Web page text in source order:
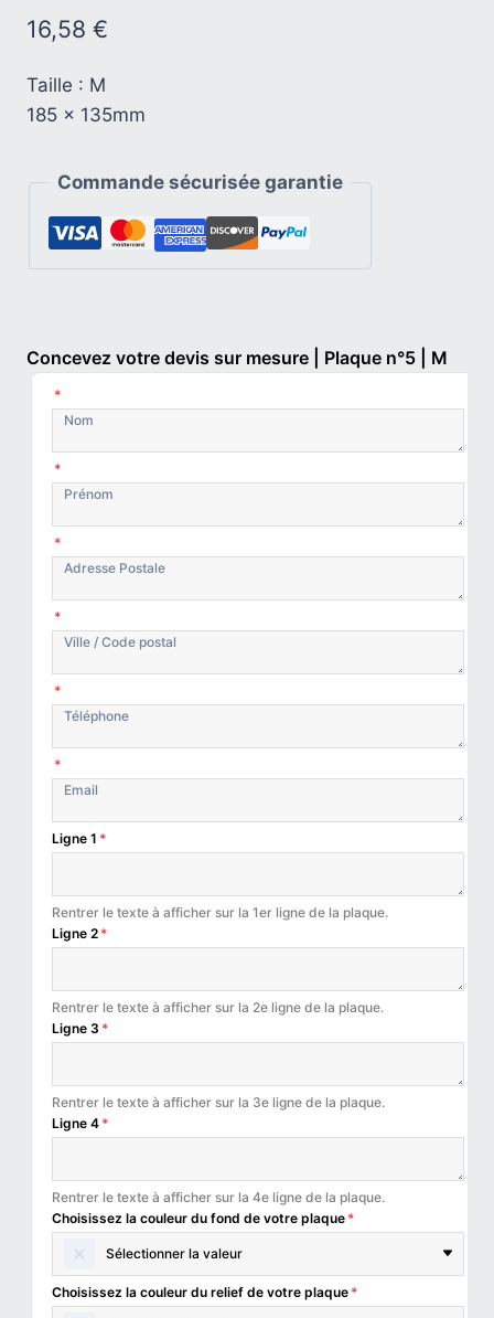
16,58 €
Taille : M
185 x 135mm
Commande sécurisée garantie
Concevez votre devis sur mesure | Plaque n°5 | M
*
*
*
*
*
*
Ligne 1 *
Rentrer le texte à afficher sur la 1er ligne de la plaque.
Ligne 2 *
Rentrer le texte à afficher sur la 2e ligne de la plaque.
Ligne 3 *
Rentrer le texte à afficher sur la 3e ligne de la plaque.
Ligne 4 *
Rentrer le texte à afficher sur la 4e ligne de la plaque.
Choisissez la couleur du fond de votre plaque *
Sélectionner la valeur
Choisissez la couleur du relief de votre plaque *